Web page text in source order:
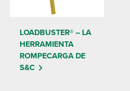
LOADBUSTER® – LA
HERRAMIENTA
ROMPECARGA DE
S&C